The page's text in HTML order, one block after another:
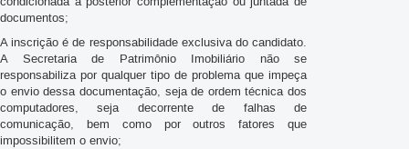
documentos;
A inscrição é de responsabilidade exclusiva do candidato.
A Secretaria de Patrimônio Imobiliário não se
responsabiliza por qualquer tipo de problema que impeça
o envio dessa documentação, seja de ordem técnica dos
computadores, seja decorrente de falhas de
comunicação, bem como por outros fatores que
impossibilitem o envio;